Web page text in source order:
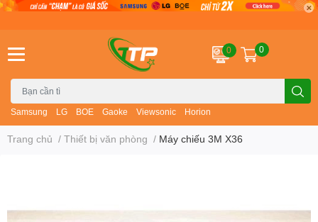
Samsung LG BOE Gaoke Viewsonic Horion
0 0
Trang chủ / Thiết bị văn phòng / Máy chiếu 3M X36